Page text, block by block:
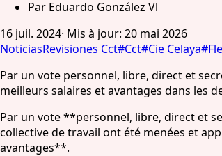
Par Eduardo González Vl
16 juil. 2024· Mis à jour: 20 mai 2026
NoticiasRevisiones Cct#Cct#Cie Celaya#
Par un vote personnel, libre, direct et
meilleurs salaires et avantages dans les
Par un vote **personnel, libre, direct et
collective de travail ont été menées et
avantages**.